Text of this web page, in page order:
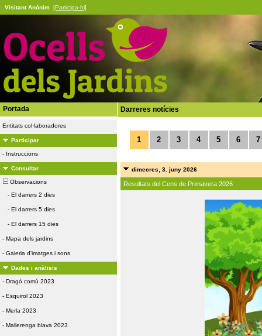
Visitant Anònim [Participa-hi]
Portada
Entitats col·laboradores
Participar
- Instruccions
Consultar
Observacions
- El darrers 2 dies
- El darrers 5 dies
- El darrers 15 dies
- Mapa dels jardins
- Galeria d'imatges i sons
Dades i anàlisis
- Dragó comú 2023
- Esquirol 2023
- Merla 2023
- Mallerenga blava 2023
Darreres notícies
1 2 3 4 5 6 7
dimecres, 3. juny 2026
Resultats del Cens de Primavera 2026